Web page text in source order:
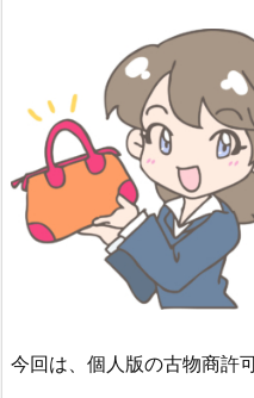
申
請
か
取
の
今回は、個人版の古物商許